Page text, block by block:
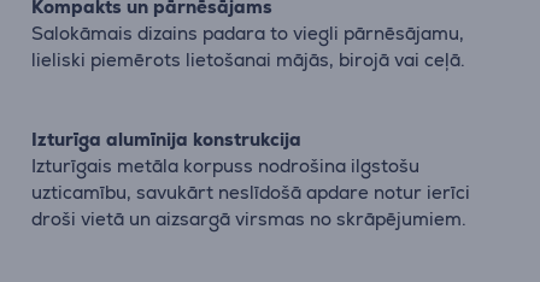
Kompakts un pārnēsājams
Salokāmais dizains padara to viegli pārnēsājamu,
lieliski piemērots lietošanai mājās, birojā vai ceļā.
Izturīga alumīnija konstrukcija
Izturīgais metāla korpuss nodrošina ilgstošu
uzticamību, savukārt neslīdošā apdare notur ierīci
droši vietā un aizsargā virsmas no skrāpējumiem.